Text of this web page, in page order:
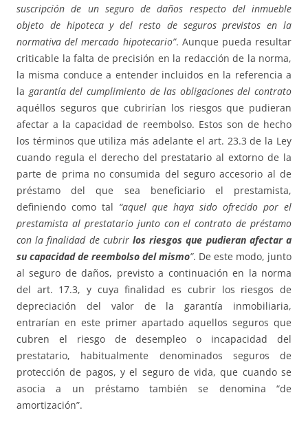
suscripción de un seguro de daños respecto del inmueble
objeto de hipoteca y del resto de seguros previstos en la
normativa del mercado hipotecario”. Aunque pueda resultar
criticable la falta de precisión en la redacción de la norma,
la misma conduce a entender incluidos en la referencia a
la garantía del cumplimiento de las obligaciones del contrato
aquéllos seguros que cubrirían los riesgos que pudieran
afectar a la capacidad de reembolso. Estos son de hecho
los términos que utiliza más adelante el art. 23.3 de la Ley
cuando regula el derecho del prestatario al extorno de la
parte de prima no consumida del seguro accesorio al de
préstamo del que sea beneficiario el prestamista,
definiendo como tal “aquel que haya sido ofrecido por el
prestamista al prestatario junto con el contrato de préstamo
con la finalidad de cubrir los riesgos que pudieran afectar a
su capacidad de reembolso del mismo”. De este modo, junto
al seguro de daños, previsto a continuación en la norma
del art. 17.3, y cuya finalidad es cubrir los riesgos de
depreciación del valor de la garantía inmobiliaria,
entrarían en este primer apartado aquellos seguros que
cubren el riesgo de desempleo o incapacidad del
prestatario, habitualmente denominados seguros de
protección de pagos, y el seguro de vida, que cuando se
asocia a un préstamo también se denomina “de
amortización”.